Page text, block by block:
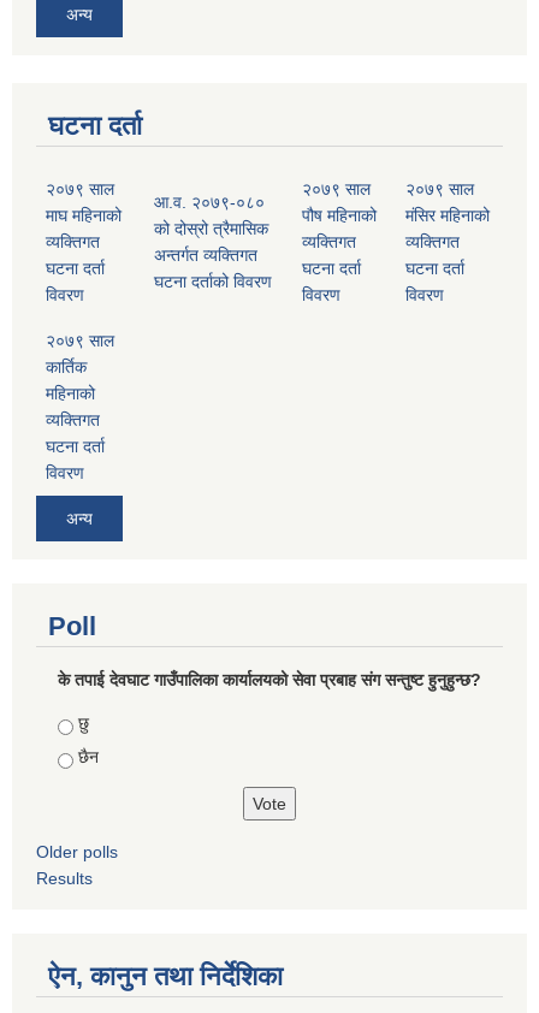
अन्य
घटना दर्ता
२०७९ साल
माघ महिनाको
व्यक्तिगत
घटना दर्ता
विवरण
आ.व. २०७९-०८०
को दोस्रो त्रैमासिक
अन्तर्गत व्यक्तिगत
घटना दर्ताको विवरण
२०७९ साल
पौष महिनाको
व्यक्तिगत
घटना दर्ता
विवरण
२०७९ साल
मंसिर महिनाको
व्यक्तिगत
घटना दर्ता
विवरण
२०७९ साल
कार्तिक
महिनाको
व्यक्तिगत
घटना दर्ता
विवरण
अन्य
Poll
के तपाई देवघाट गाउँपालिका कार्यालयको सेवा प्रबाह संग सन्तुष्ट हुनुहुन्छ?
Choices
छु
छैन
Older polls
Results
ऐन, कानुन तथा निर्देशिका